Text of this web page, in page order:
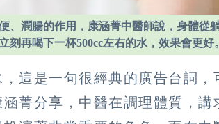
、潤腸的作用，康涵菁中醫師說，身體從
刻再喝下一杯500cc左右的水，效果會更好
這是一句很經典的廣告台詞，
菁分享，中醫在調理體質，講